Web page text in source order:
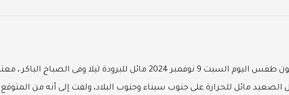
تتوقع هيئة الأرصاد الجوية، أن يكون طقس اليوم السبت 9 نوفمبر 2024 مائل للبرودة ليلا وفى الصباح
مائل للحرارة على جنوب سيناء وجنوب البلاد، ولفت إلى أنه من المتوقع